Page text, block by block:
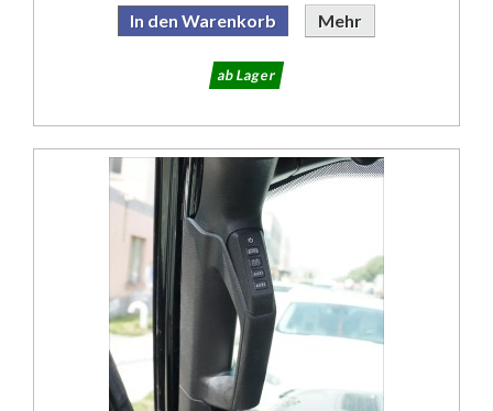
In den Warenkorb
Mehr
ab Lager